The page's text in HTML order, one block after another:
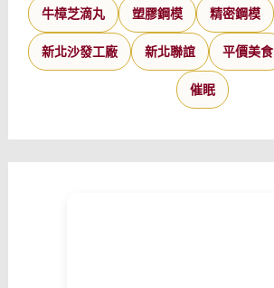
牛樟芝滴丸 塑膠鋼模 精密鋼模
新北沙發工廠 新北聯誼 平價美食
催眠